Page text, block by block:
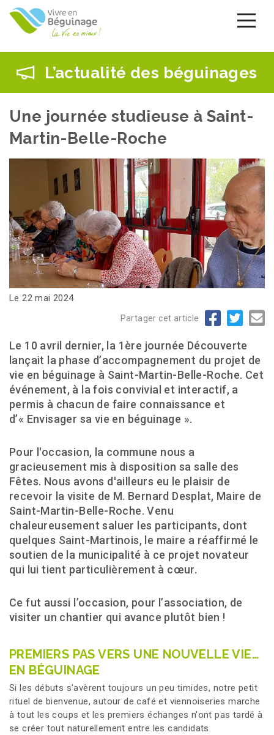
Aller
contenu
L’actualité des béguinages
Une journée studieuse à Saint-
Martin-Belle-Roche
Le 22 mai 2024
Partager cet article
Le 10 avril dernier, la 1ère journée Découverte
lançait la phase d’accompagnement du projet de
vie en béguinage à Saint-Martin-Belle-Roche. Cet
événement, à la fois convivial et interactif, a
permis à chacun de faire connaissance et
d’« Envisager sa vie en béguinage ».
Pour l'occasion, la commune nous a
gracieusement mis à disposition sa salle des
Fêtes. Nous avons d'ailleurs eu le plaisir de
recevoir la visite de M. Bernard Desplat, Maire de
Saint-Martin-Belle-Roche. Venu
chaleureusement saluer les participants, dont
quelques Saint-Martinois, le maire a réaffirmé le
soutien de la municipalité à ce projet novateur
qui lui tient particulièrement à cœur.
Ce fut aussi l’occasion, pour l’association, de
visiter un chantier qui avance plutôt bien !
PREMIERS PAS VERS UNE NOUVELLE VIE…
EN BÉGUINAGE
Si les débuts s'avèrent toujours un peu timides, notre petit
rituel de bienvenue, autour de café et viennoiseries marche
à tout les coups et les premiers échanges n'ont pas tardé à
se créer tout naturellement entre les candidats.